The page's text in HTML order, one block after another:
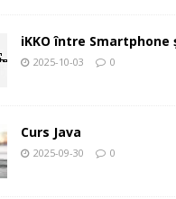
iKKO între Smartphone
2025-10-03 0
Curs Java
2025-09-30 0